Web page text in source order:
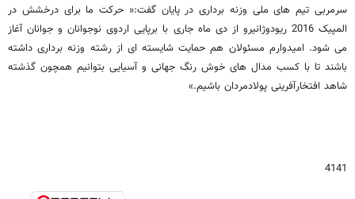
سرمربی تیم های ملی وزنه برداری در پایان گفت:« حرکت ما برای درخشش در
المپیک 2016 ریودوژانیرو از دی ماه جاری با برپایی اردوی نوجوانان و جوانان آغاز
می شود. امیدوارم مسئولان هم حمایت شایسته ای از رشته وزنه برداری داشته
باشند تا با کسب مدال های خوش رنگ جهانی و آسیایی بتوانیم همچون گذشته
شاهد افتخارآفرینی پولادمردان باشیم.»
4141